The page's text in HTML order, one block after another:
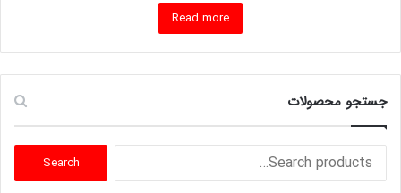
Read more
جستجو محصولات
Search
Search